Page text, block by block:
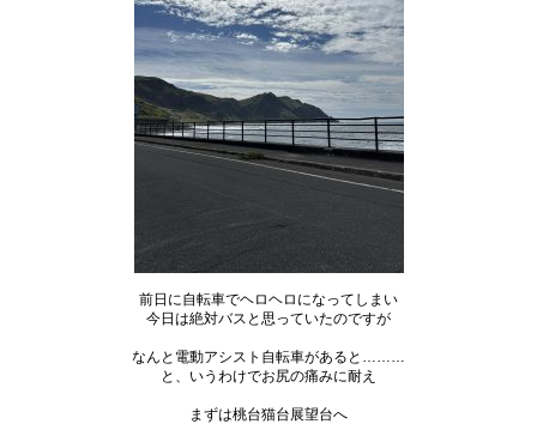
前日に自転車でヘロヘロになってしまい
今日は絶対バスと思っていたのですが
なんと電動アシスト自転車があると………
と、いうわけでお尻の痛みに耐え
まずは桃台猫台展望台へ